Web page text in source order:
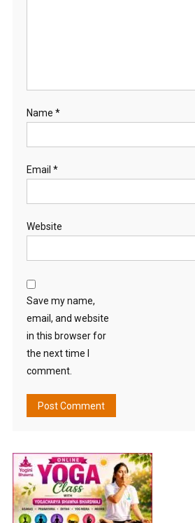
Name *
Email *
Website
Save my name,
email, and website
in this browser for
the next time I
comment.